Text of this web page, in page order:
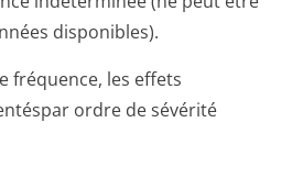
disponibles).
fréquence, les effets
ordre de sévérité